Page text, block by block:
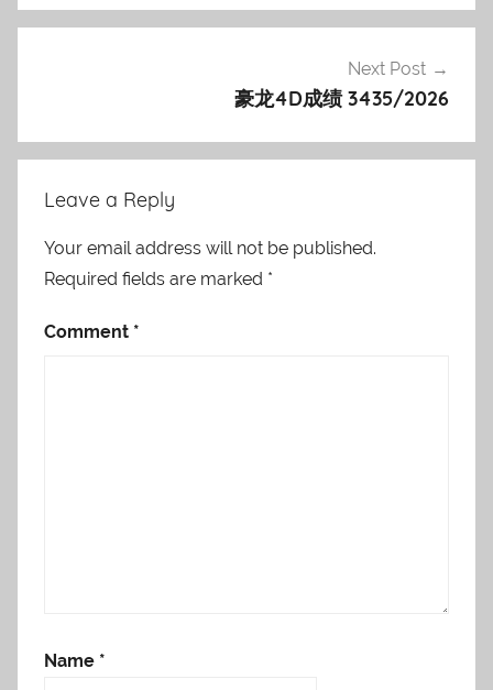
Next Post
豪龙4D成绩 3435/2026
Leave a Reply
Your email address will not be published.
Required fields are marked *
Comment *
Name *